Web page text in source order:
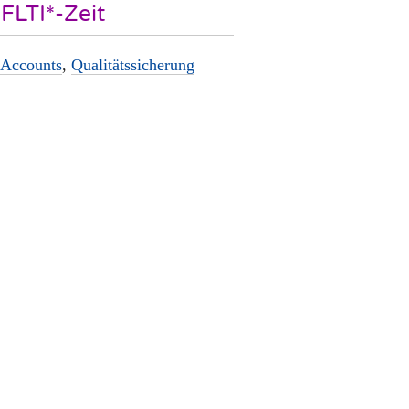
FLTI*-Zeit
Accounts, Qualitätssicherung